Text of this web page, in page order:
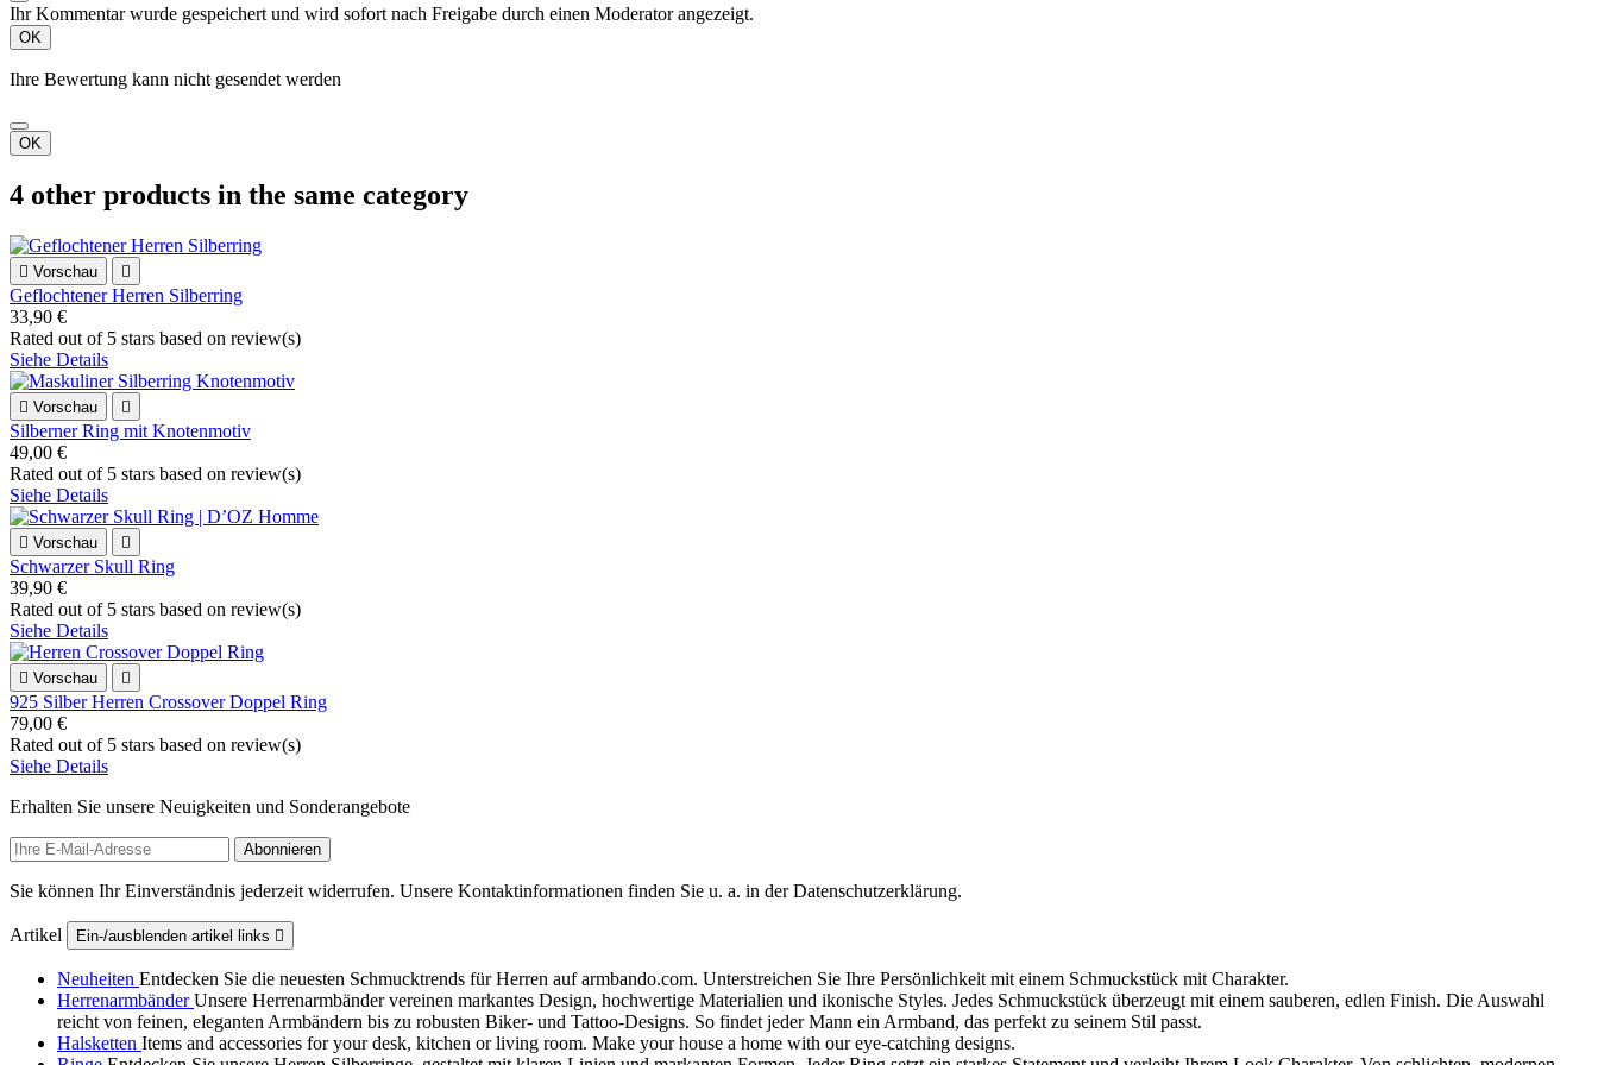
Ihr Kommentar wurde gespeichert und wird sofort nach Freigabe durch einen Moderator angezeigt.
OK
Ihre Bewertung kann nicht gesendet werden
OK
4 other products in the same category
 Vorschau 
Geflochtener Herren Silberring
33,90 €
Rated out of 5 stars based on review(s)
Siehe Details
 Vorschau 
Silberner Ring mit Knotenmotiv
49,00 €
Rated out of 5 stars based on review(s)
Siehe Details
 Vorschau 
Schwarzer Skull Ring
39,90 €
Rated out of 5 stars based on review(s)
Siehe Details
 Vorschau 
925 Silber Herren Crossover Doppel Ring
79,00 €
Rated out of 5 stars based on review(s)
Siehe Details
Erhalten Sie unsere Neuigkeiten und Sonderangebote
Sie können Ihr Einverständnis jederzeit widerrufen. Unsere Kontaktinformationen finden Sie u. a. in der Datenschutzerklärung.
Artikel Ein-/ausblenden artikel links 
Neuheiten Entdecken Sie die neuesten Schmucktrends für Herren auf armbando.com. Unterstreichen Sie Ihre Persönlichkeit mit einem Schmuckstück mit Charakter.
HerrenarmbänderUnsere Herrenarmbänder vereinen markantes Design, hochwertige Materialien und ikonische Styles. Jedes Schmuckstück überzeugt mit einem sauberen, edlen Finish. Die Auswahl
reicht von feinen, eleganten Armbändern bis zu robusten Biker‑ und Tattoo‑Designs. So findet jeder Mann ein Armband, das perfekt zu seinem Stil passt.
Halsketten Items and accessories for your desk, kitchen or living room. Make your house a home with our eye-catching designs.